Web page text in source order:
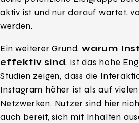
aktiv ist und nur darauf wartet,
werden.
Ein weiterer Grund, warum
effektiv sind, ist das hohe
Studien zeigen, dass die
Instagram höher ist als auf
Netzwerken. Nutzer sind hier
auch bereit, sich mit Inhalten